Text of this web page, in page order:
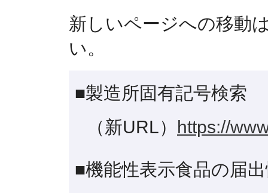
新しいページへの移動
い。
■製造所固有記号検索
（新URL） https://
■機能性表示食品の届